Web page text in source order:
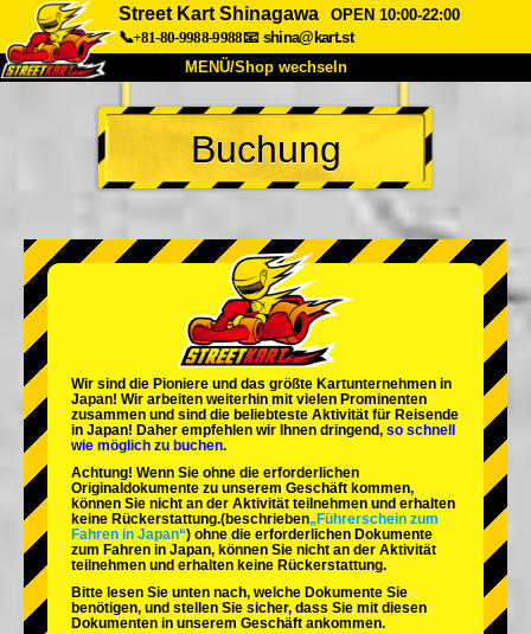
Street Kart Shinagawa
OPEN 10:00-22:00
📞+81-80-9988-9988📧 shina@kart.st
MENÜ/Shop wechseln
START
Über uns Spezifikationen Preise
Unternehmen Buchung
Shop wechseln
Tokio Shinagawa Tokio Akihabara#1
Tokio Akihabara#2
Tokio Shibuya Annex Tokio Bucht
Tokio Asakusa Osaka
Okinawa
Buchung
Wir sind die Pioniere und das größte Kartunternehmen in
Japan! Wir arbeiten weiterhin mit vielen Prominenten
zusammen und sind die beliebteste Aktivität für Reisende
in Japan! Daher empfehlen wir Ihnen dringend, so schnell
wie möglich zu buchen.
Achtung! Wenn Sie ohne die erforderlichen
Originaldokumente zu unserem Geschäft kommen,
können Sie nicht an der Aktivität teilnehmen und erhalten
keine Rückerstattung.(beschrieben„Führerschein zum
Fahren in Japan“) ohne die erforderlichen Dokumente
zum Fahren in Japan, können Sie nicht an der Aktivität
teilnehmen und erhalten keine Rückerstattung.
Bitte lesen Sie unten nach, welche Dokumente Sie
benötigen, und stellen Sie sicher, dass Sie mit diesen
Dokumenten in unserem Geschäft ankommen.